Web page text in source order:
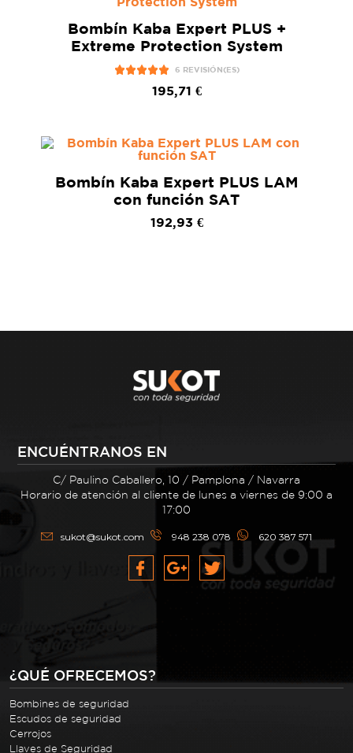
Bombín Kaba Expert PLUS +
Extreme Protection System
6 REVISIÓN(ES)
195,71 €
Bombín Kaba Expert PLUS LAM
con función SAT
192,93 €
ENCUÉNTRANOS EN
C/ Paulino Caballero, 10 / Pamplona / Navarra
Horario de atención al cliente de lunes a viernes de 9:00 a
17:00
sukot@sukot.com 948 238 078 620 387 571
¿QUÉ OFRECEMOS?
Bombines de seguridad
Escudos de seguridad
Cerrojos
Llaves de Seguridad